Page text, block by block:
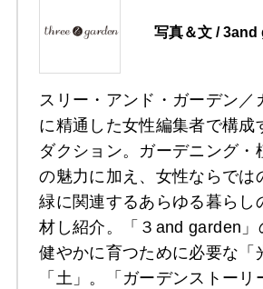
写真＆文 / 3and
スリー・アンド・ガーデン／
に精通した女性編集者で構成
ダクション。ガーデニング・
の魅力に加え、女性ならでは
緑に関連するあらゆる暮らし
材し紹介。「３and garden」
健やかに育つために必要な「
「土」。「ガーデンストーリ